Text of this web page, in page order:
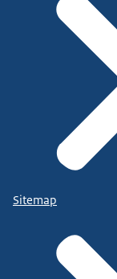
Sitemap